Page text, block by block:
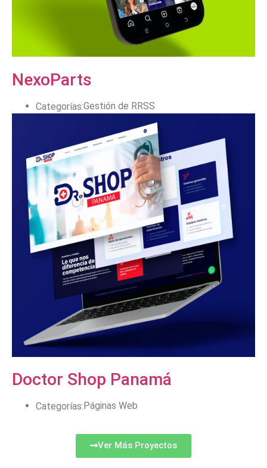
NexoParts
Categorías:Gestión de RRSS
Doctor Shop Panamá
Categorías: Páginas Web
Ver Más Proyectos